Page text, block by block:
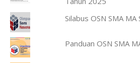
Silabus OSN SMA
Panduan OSN SMA